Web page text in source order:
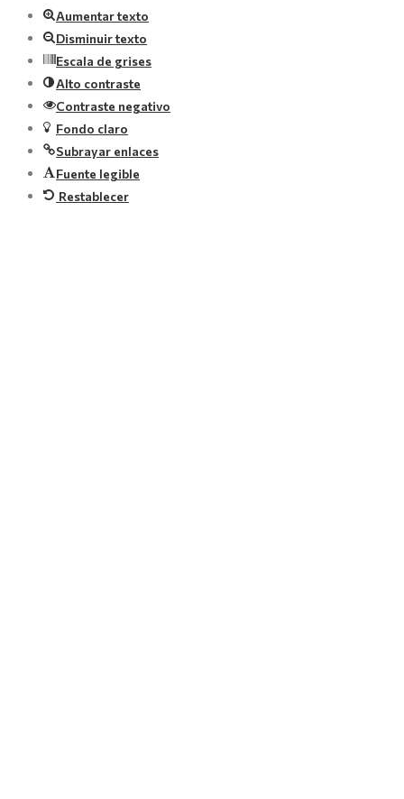
Aumentar texto
Disminuir texto
Escala de grises
Alto contraste
Contraste negativo
Fondo claro
Subrayar enlaces
Fuente legible
Restablecer